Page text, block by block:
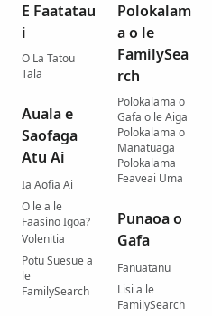
E Faatatau
i
O La Tatou
Tala
Auala e
Saofaga
Atu Ai
Ia Aofia Ai
O le a le
Faasino Igoa?
Volenitia
Potu Suesue a
le
FamilySearch
Polokalam
a o le
FamilySea
rch
Polokalama o
Gafa o le Aiga
Polokalama o
Manatuaga
Polokalama
Feaveai Uma
Punaoa o
Gafa
Fanuatanu
Lisi a le
FamilySearch